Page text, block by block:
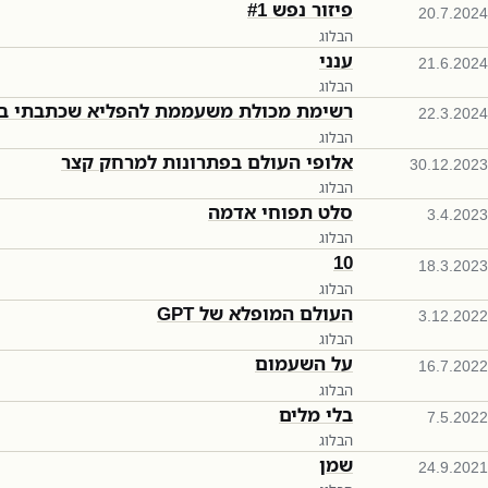
20.7.2024 פיזור נפש #1
הבלוג
21.6.2024 ענני
הבלוג
22.3.2024 רשימת מכולת משעממת להפליא שכתבתי
הבלוג
30.12.2023 אלופי העולם בפתרונות למרחק קצר
הבלוג
3.4.2023 סלט תפוחי אדמה
הבלוג
18.3.2023
10
הבלוג
3.12.2022 העולם המופלא של GPT
הבלוג
16.7.2022 על השעמום
הבלוג
7.5.2022 בלי מלים
הבלוג
24.9.2021 שמן